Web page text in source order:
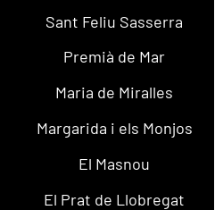
Sant Feliu Sasserra
Premià de Mar
Maria de Miralles
Margarida i els Monjos
El Masnou
El Prat de Llobregat